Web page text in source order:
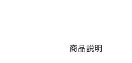
商品説明